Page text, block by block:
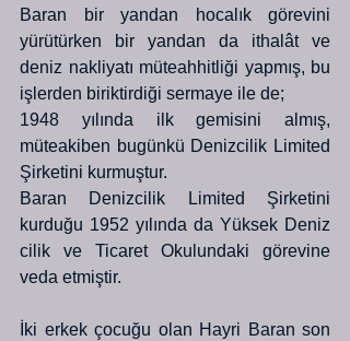
Baran bir yandan hocalık görevini
yürütürken bir yandan da ithalât ve
deniz nakliyatı müteahhitliği yapmış, bu
işlerden biriktirdiği sermaye ile de;
1948 yılında ilk gemisini almış,
müteakiben bugünkü Denizcilik Limited
Şirketini kurmuştur.
Baran Denizcilik Limited Şirketini
kurduğu 1952 yılında da Yüksek Deniz
cilik ve Ticaret Okulundaki görevine
veda etmiştir.
İki erkek çocuğu olan Hayri Baran son